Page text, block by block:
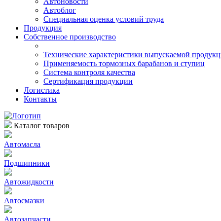
Автоблог
Специальная оценка условий труда
Продукция
Собственное производство
Технические характеристики выпускаемой
Применяемость тормозных барабанов и ступиц
Система контроля качества
Сертификация продукции
Логистика
Контакты
Каталог товаров
Автомасла
Подшипники
Автожидкости
Автосмазки
Автозапчасти